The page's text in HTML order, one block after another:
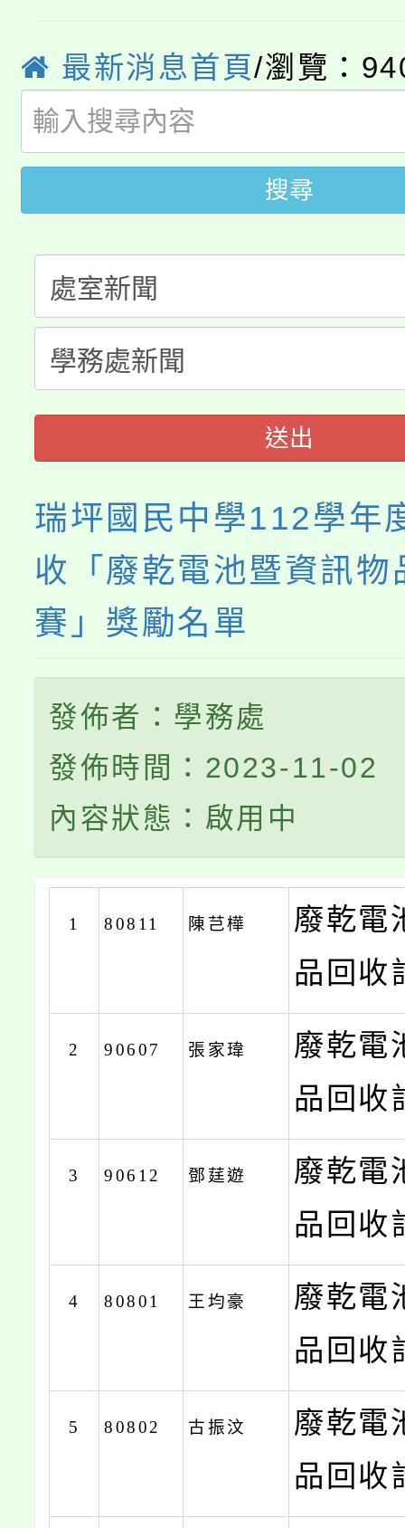
車」活動
桃園市115學年度學生
生本土語及新住民語歌
公告本校115學年度第
代理(課)教師甄選結果(
公告本校115學年度第
代理(課)教師甄選結果
轉知中國文化大學推廣
程，歡迎學生輔導中心
心理、諮商輔導、社會
系所師生報名參加。
縣市「校園短影音徵選
門員」簡章及活動海報
踴躍報名參加。
桃園市115學年度學生
要點
「桃園市補助參觀特色
展演活動實施計畫」
最新消息首頁/瀏覽：
搜尋
送出
瑞坪國民中學112學年
收「廢乾電池暨資訊物
賽」獎勵名單
發佈者：學務處
發佈時間：2023-11-02
內容狀態：啟用中
1 80811 陳芑樺
廢乾電
品回收
2 90607 張家瑋
廢乾電
品回收
3 90612 鄧莛遊
廢乾電
品回收
4 80801 王均豪
廢乾電
品回收
5 80802 古振汶
廢乾電
品回收